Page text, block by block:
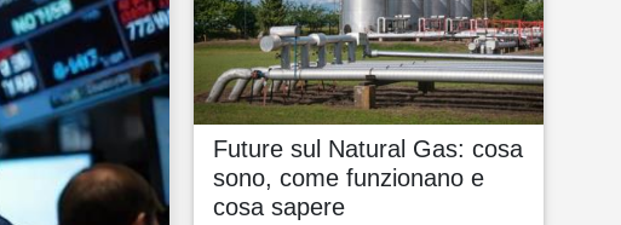
Future sul Natural Gas: cosa
sono, come funzionano e
cosa sapere